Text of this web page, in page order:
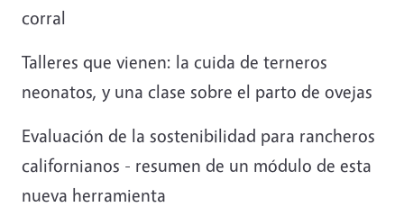
corral
Talleres que vienen: la cuida de terneros
neonatos, y una clase sobre el parto de ovejas
Evaluación de la sostenibilidad para rancheros
californianos - resumen de un módulo de esta
nueva herramienta